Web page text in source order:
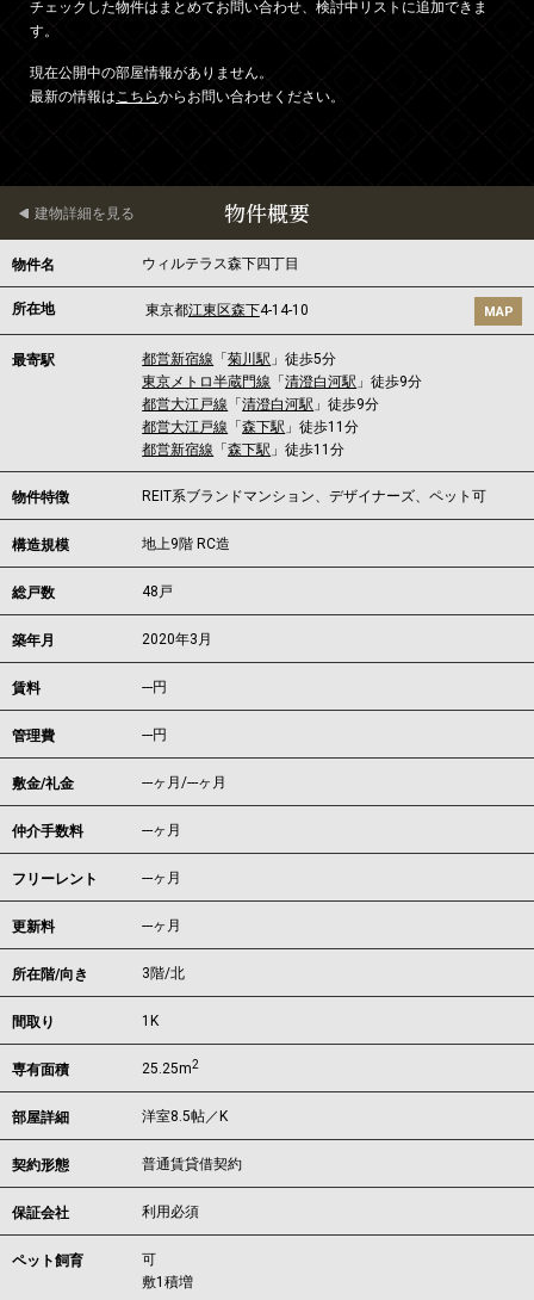
チェックした物件はまとめてお問い合わせ、検討中リストに追加できま
す。
現在公開中の部屋情報がありません。
最新の情報はこちらからお問い合わせください。
物件概要
建物詳細を見る
物件名 ウィルテラス森下四丁目
所在地 東京都江東区森下4-14-10 MAP
最寄駅 都営新宿線 「菊川駅 」徒歩5分
東京メトロ半蔵門線 「清澄白河駅 」徒歩9分
都営大江戸線 「清澄白河駅 」徒歩9分
都営大江戸線 「森下駅 」徒歩11分
都営新宿線 「森下駅 」徒歩11分
物件特徴 REIT系ブランドマンション、デザイナーズ、ペット可
構造規模 地上9階 RC造
総戸数 48戸
築年月 2020年3月
賃料 ---円
管理費 ---円
敷金/礼金 ---ヶ月/---ヶ月
仲介手数料 ---ヶ月
フリーレント ---ヶ月
更新料 ---ヶ月
所在階/向き 3階/北
間取り 1K
専有面積 25.25m2
部屋詳細 洋室8.5帖／K
契約形態 普通賃貸借契約
保証会社 利用必須
ペット飼育
可
敷1積増